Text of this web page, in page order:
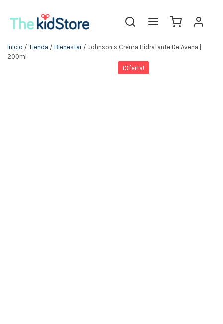
Inicio / Tienda / Bienestar/ Johnson’s Crema Hidratante De Avena |
200ml
¡Oferta!